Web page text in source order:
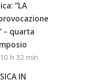
“LA
– quarta
h 32 min
IN